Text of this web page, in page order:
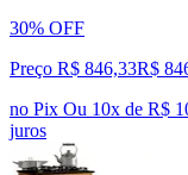
30% OFF
Preço R$ 846,33R$
no Pix Ou 10x de R$
juros